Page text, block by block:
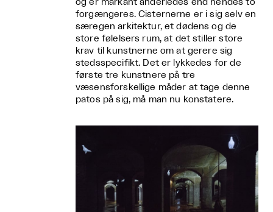
og er markant anderledes end hendes to
forgængeres. Cisternerne er i sig selv en
særegen arkitektur, et dødens og de
store følelsers rum, at det stiller store
krav til kunstnerne om at gerere sig
stedsspecifikt. Det er lykkedes for de
første tre kunstnere på tre
væsensforskellige måder at tage denne
patos på sig, må man nu konstatere.